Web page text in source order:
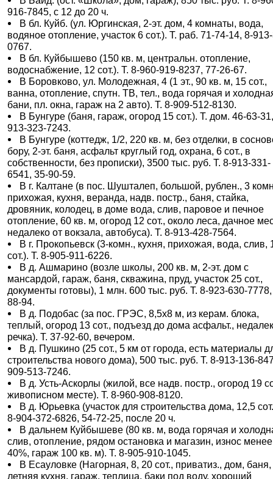
916-7845, с 12 до 20 ч.
В бл. Куйб. (ул. Юргинская, 2-эт. дом, 4 комнаты, вода,
водяное отопление, участок 6 сот.). Т. раб. 71-74-14, 8-
0767.
В бл. Куйбышево (150 кв. м, центральн. отопление,
водоснабжение, 12 сот.). Т. 8-960-919-8237, 77-26-67.
В Боровково, ул. Молодежная, 4 (1 эт., 90 кв. м, 15 сот.,
ванна, отопление, спутн. ТВ, тел., вода горячая и
бани, пл. окна, гараж на 2 авто). Т. 8-909-512-8130.
В Бунгуре (баня, гараж, огород 15 сот.). Т. дом. 46-63-
913-323-7243.
В Бунгуре (коттедж, 1/2, 220 кв. м, без отделки, в
бору, 2-эт. баня, асфальт круглый год, охрана, 6 сот., в
собственности, без прописки), 3500 тыс. руб. Т. 8-913-331-
6541, 35-90-59.
В г. Калтане (в пос. Шушталеп, большой, рублен., 3
прихожая, кухня, веранда, надв. постр., баня, стайка,
дровяник, колодец, в доме вода, слив, паровое и печное
отопление, 60 кв. м, огород 12 сот., около леса, дачное
недалеко от вокзала, автобуса). Т. 8-913-428-7564.
В г. Прокопьевск (3-комн., кухня, прихожая, вода, слив,
сот.). Т. 8-905-911-6226.
В д. Ашмарино (возле школы, 200 кв. м, 2-эт. дом с
мансардой, гараж, баня, скважина, пруд, участок 25 сот.,
документы готовы), 1 млн. 600 тыс. руб. Т. 8-923-630-
88-94.
В д. Подобас (за пос. ГРЭС, 8,5х8 м, из керам. блока,
теплый, огород 13 сот., подъезд до дома асфальт.,
речка). Т. 37-92-60, вечером.
В д. Пушкино (25 сот., 5 км от города, есть материалы
строительства нового дома), 500 тыс. руб. Т. 8-913-136-
909-513-7246.
В д. Усть-Аскорлы (жилой, все надв. постр., огород 19
живописном месте). Т. 8-960-908-8120.
В д. Юрьевка (участок для строительства дома, 12,5
8-904-372-6826, 54-72-25, после 20 ч.
В дальнем Куйбышеве (80 кв. м, вода горячая и
слив, отопление, рядом остановка и магазин, износ менее
40%, гараж 100 кв. м). Т. 8-905-910-1045.
В Есауловке (Нагорная, 8, 20 сот., приватиз., дом, баня,
летняя кухня, гараж, теплица, баки под воду, хороший